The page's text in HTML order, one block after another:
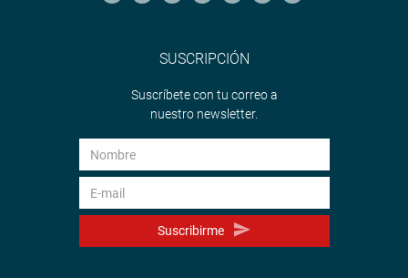
SUSCRIPCIÓN
Suscríbete con tu correo a
nuestro newsletter.
Suscribirme